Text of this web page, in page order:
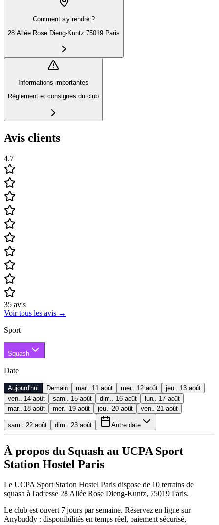
Comment s'y rendre ?
28 Allée Rose Dieng-Kuntz 75019 Paris
Informations importantes
Règlement et consignes du club
Avis clients
4.7
35 avis
Voir tous les avis →
Sport
Squash
Date
Aujourd'hui Demain mar.. 11 août mer.. 12 août
jeu.. 13 août
ven.. 14 août
sam.. 15 août dim.. 16 août
lun.. 17 août
mar.. 18 août
mer.. 19 août jeu.. 20 août ven.. 21 août
sam.. 22 août dim.. 23 août Autre date
À propos du Squash au UCPA Sport
Station Hostel Paris
Le UCPA Sport Station Hostel Paris dispose de 10 terrains de
squash à l'adresse 28 Allée Rose Dieng-Kuntz, 75019 Paris.
Le club est ouvert 7 jours par semaine. Réservez en ligne sur
Anybuddy : disponibilités en temps réel, paiement sécurisé,